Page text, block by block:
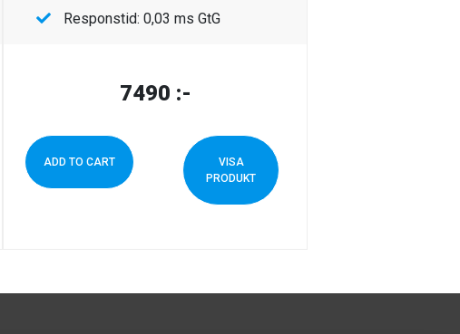
Responstid: 0,03 ms GtG
7490 :-
ADD TO CART
VISA
PRODUKT